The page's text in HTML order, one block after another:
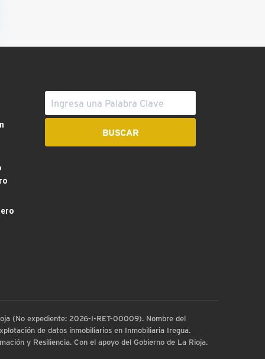
(No expediente: 2026-I-RET-00009). Nombre del
de datos inmobiliarios en Inmobiliaria Iregua.
y Resiliencia. Con el apoyo del Gobierno de La Rioja.